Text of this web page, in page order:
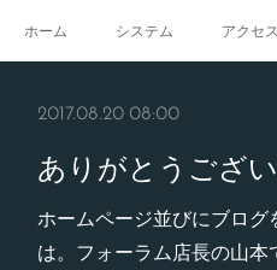
ホーム システム アクセス
2017.08.20 08:00
ありがとうござい
ホームページ並びにブログ
は。フォーラム店長の山本